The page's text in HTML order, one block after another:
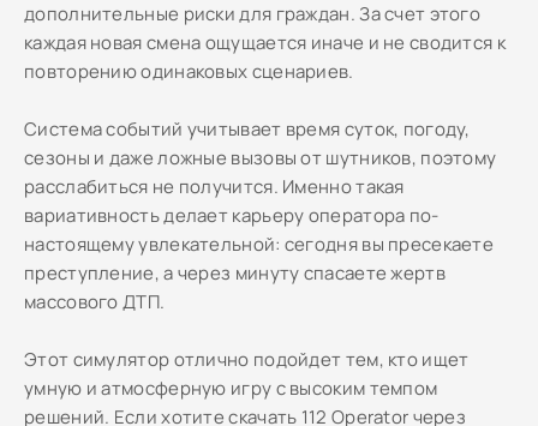
дополнительные риски для граждан. За счет этого
каждая новая смена ощущается иначе и не сводится к
повторению одинаковых сценариев.
Система событий учитывает время суток, погоду,
сезоны и даже ложные вызовы от шутников, поэтому
расслабиться не получится. Именно такая
вариативность делает карьеру оператора по-
настоящему увлекательной: сегодня вы пресекаете
преступление, а через минуту спасаете жертв
массового ДТП.
Этот симулятор отлично подойдет тем, кто ищет
умную и атмосферную игру с высоким темпом
решений. Если хотите скачать 112 Operator через